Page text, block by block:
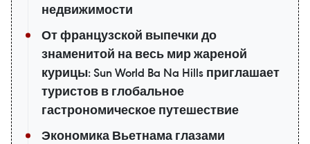
недвижимости
От французской выпечки до
знаменитой на весь мир жареной
курицы: Sun World Ba Na Hills приглашает
туристов в глобальное
гастрономическое путешествие
Экономика Вьетнама глазами